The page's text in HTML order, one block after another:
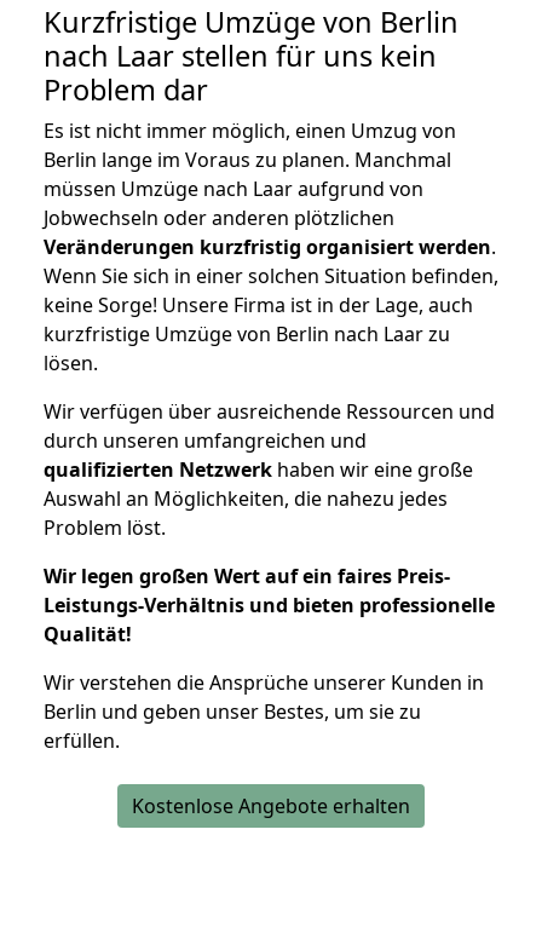
Kurzfristige Umzüge von Berlin
nach Laar stellen für uns kein
Problem dar
Es ist nicht immer möglich, einen Umzug von
Berlin lange im Voraus zu planen. Manchmal
müssen Umzüge nach Laar aufgrund von
Jobwechseln oder anderen plötzlichen
Veränderungen kurzfristig organisiert werden.
Wenn Sie sich in einer solchen Situation befinden,
keine Sorge! Unsere Firma ist in der Lage, auch
kurzfristige Umzüge von Berlin nach Laar zu
lösen.
Wir verfügen über ausreichende Ressourcen und
durch unseren umfangreichen und
qualifizierten Netzwerk haben wir eine große
Auswahl an Möglichkeiten, die nahezu jedes
Problem löst.
Wir legen großen Wert auf ein faires Preis-
Leistungs-Verhältnis und bieten professionelle
Qualität!
Wir verstehen die Ansprüche unserer Kunden in
Berlin und geben unser Bestes, um sie zu
erfüllen.
Kostenlose Angebote erhalten